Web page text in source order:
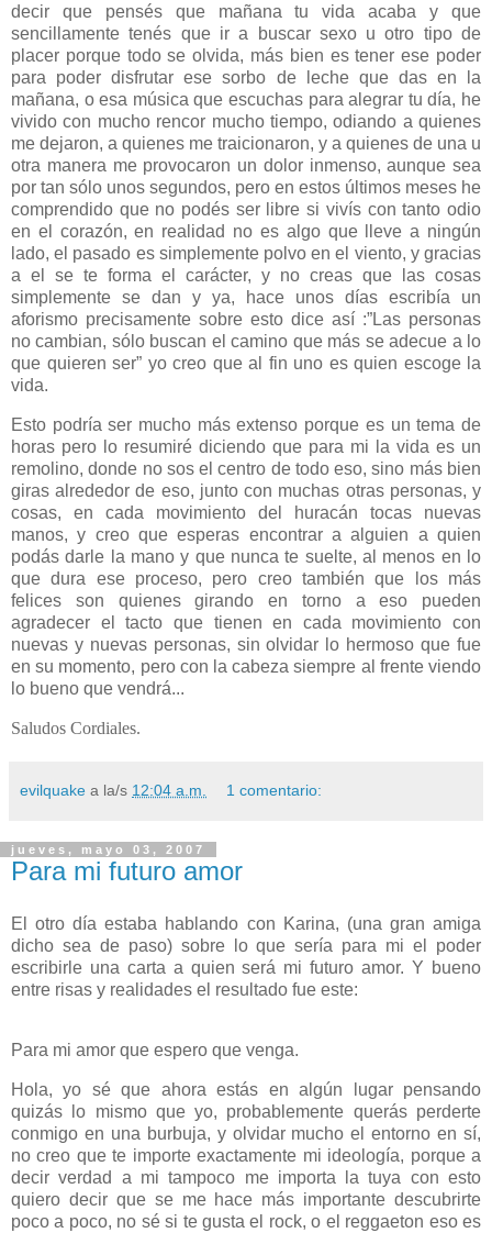
decir que pensés que mañana tu vida acaba y que
sencillamente tenés que ir a buscar sexo u otro tipo de
placer porque todo se olvida, más bien es tener ese poder
para poder disfrutar ese sorbo de leche que das en la
mañana, o esa música que escuchas para alegrar tu día, he
vivido con mucho rencor mucho tiempo, odiando a quienes
me dejaron, a quienes me traicionaron, y a quienes de una u
otra manera me provocaron un dolor inmenso, aunque sea
por tan sólo unos segundos, pero en estos últimos meses he
comprendido que no podés ser libre si vivís con tanto odio
en el corazón, en realidad no es algo que lleve a ningún
lado, el pasado es simplemente polvo en el viento, y gracias
a el se te forma el carácter, y no creas que las cosas
simplemente se dan y ya, hace unos días escribía un
aforismo precisamente sobre esto dice así :”Las personas
no cambian, sólo buscan el camino que más se adecue a lo
que quieren ser” yo creo que al fin uno es quien escoge la
vida.
Esto podría ser mucho más extenso porque es un tema de
horas pero lo resumiré diciendo que para mi la vida es un
remolino, donde no sos el centro de todo eso, sino más bien
giras alrededor de eso, junto con muchas otras personas, y
cosas, en cada movimiento del huracán tocas nuevas
manos, y creo que esperas encontrar a alguien a quien
podás darle la mano y que nunca te suelte, al menos en lo
que dura ese proceso, pero creo también que los más
felices son quienes girando en torno a eso pueden
agradecer el tacto que tienen en cada movimiento con
nuevas y nuevas personas, sin olvidar lo hermoso que fue
en su momento, pero con la cabeza siempre al frente viendo
lo bueno que vendrá...
Saludos Cordiales.
evilquake a la/s 12:04 a.m. 1 comentario:
jueves, mayo 03, 2007
Para mi futuro amor
El otro día estaba hablando con Karina, (una gran amiga
dicho sea de paso) sobre lo que sería para mi el poder
escribirle una carta a quien será mi futuro amor. Y bueno
entre risas y realidades el resultado fue este:
Para mi amor que espero que venga.
Hola, yo sé que ahora estás en algún lugar pensando
quizás lo mismo que yo, probablemente querás perderte
conmigo en una burbuja, y olvidar mucho el entorno en sí,
no creo que te importe exactamente mi ideología, porque a
decir verdad a mi tampoco me importa la tuya con esto
quiero decir que se me hace más importante descubrirte
poco a poco, no sé si te gusta el rock, o el reggaeton eso es